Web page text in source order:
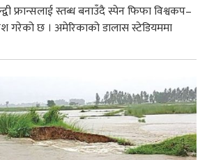
फ्रान्सलाई स्तब्ध बनाउँदै स्पेन फिफा विश्वकप–
गरेको छ । अमेरिकाको डालास स्टेडियममा